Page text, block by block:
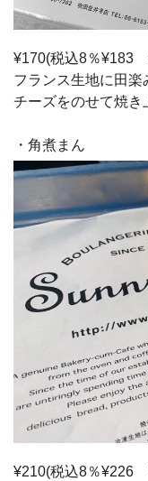
¥170(税込8％¥183
フランス生地に田楽
チーズをのせて焼き
・角煮まん
¥210(税込8％¥226